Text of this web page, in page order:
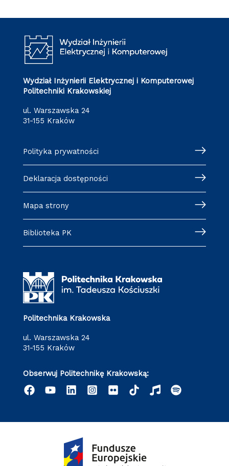
Wydział Inżynierii Elektrycznej i Komputerowej
Politechniki Krakowskiej
ul. Warszawska 24
31-155 Kraków
Polityka prywatności
Deklaracja dostępności
Mapa strony
Biblioteka PK
Politechnika Krakowska
ul. Warszawska 24
31-155 Kraków
Obserwuj Politechnikę Krakowską: